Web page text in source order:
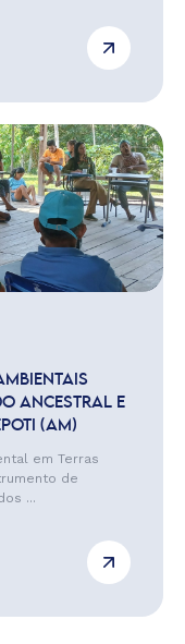
ANCESTRAL E
(AM)
em Terras
de
...